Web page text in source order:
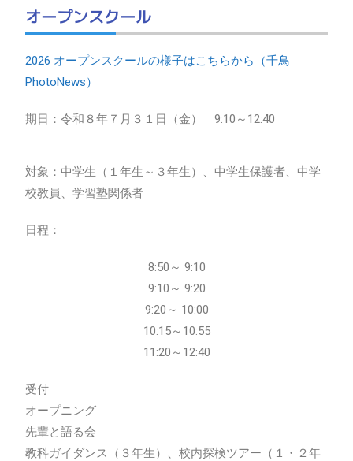
オープンスクール
2026 オープンスクールの様子はこちらから（千鳥
PhotoNews）
期日：令和８年７月３１日（金） 9:10～12:40
対象：中学生（１年生～３年生）、中学生保護者、中学
校教員、学習塾関係者
日程：
8:50～ 9:10
9:10～ 9:20
9:20～ 10:00
10:15～10:55
11:20～12:40
受付
オープニング
先輩と語る会
教科ガイダンス（３年生）、校内探検ツアー（１・２年